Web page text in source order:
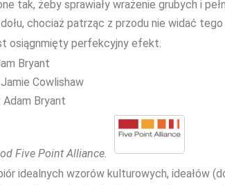
tak, żeby sprawiały wrażenie grubych i
chociaż patrząc z przodu nie widać tego
osiągnmięty perfekcyjny efekt.
Bryant
Cowlishaw
Adam Bryant
Five Point Alliance.
idealnych wzorów kulturowych, ideałów